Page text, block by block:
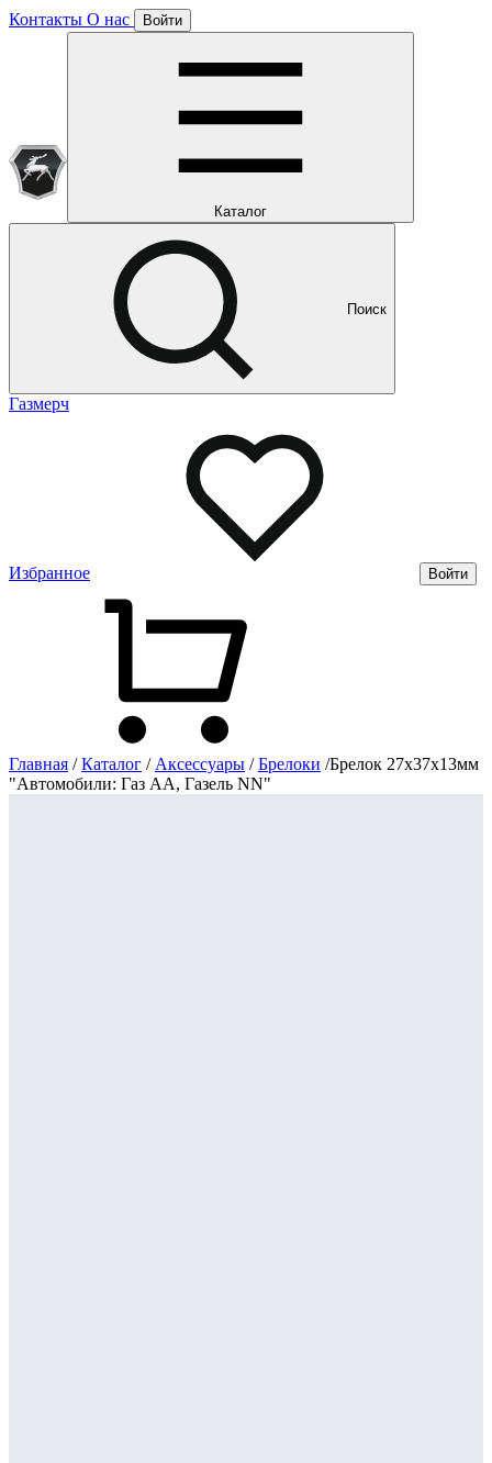
Контакты О нас Войти
Каталог
Поиск
Газмерч
Избранное Войти
Главная / Каталог / Аксессуары / Брелоки /Брелок 27х37х13мм
"Автомобили: Газ АА, Газель NN"
Отлично!
Подписка уже оформлена